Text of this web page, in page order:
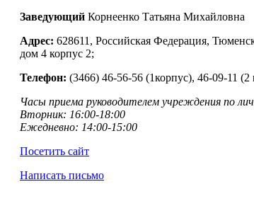
Заведующий Корнеенко Татьяна Михайловна
Адрес: 628611, Российская Федерация,
дом 4 корпус 2;
Телефон: (3466) 46-56-56 (1корпус), 46-09-11 (2
Часы приема руководителем учреждения по
Вторник: 16:00-18:00
Ежедневно: 14:00-15:00
Посетить сайт
Написать письмо